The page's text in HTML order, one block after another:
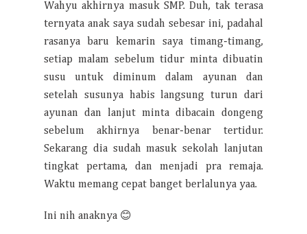
Wahyu akhirnya masuk SMP. Duh, tak terasa
ternyata anak saya sudah sebesar ini, padahal
rasanya baru kemarin saya timang-timang,
setiap malam sebelum tidur minta dibuatin
susu untuk diminum dalam ayunan dan
setelah susunya habis langsung turun dari
ayunan dan lanjut minta dibacain dongeng
sebelum akhirnya benar-benar tertidur.
Sekarang dia sudah masuk sekolah lanjutan
tingkat pertama, dan menjadi pra remaja.
Waktu memang cepat banget berlalunya yaa.
Ini nih anaknya 😊